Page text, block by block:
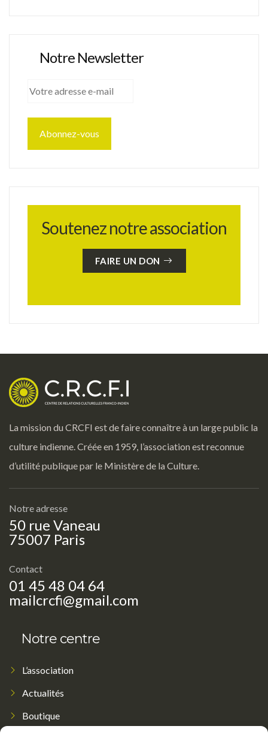
Notre Newsletter
Soutenez notre association
FAIRE UN DON
La mission du CRCFI est de faire connaître à un large public la
culture indienne. Créée en 1959, l’association est reconnue
d’utilité publique par le Ministère de la Culture.
Notre adresse
50 rue Vaneau
75007 Paris
Contact
01 45 48 04 64
mailcrcfi@gmail.com
Notre centre
L’association
Actualités
Boutique